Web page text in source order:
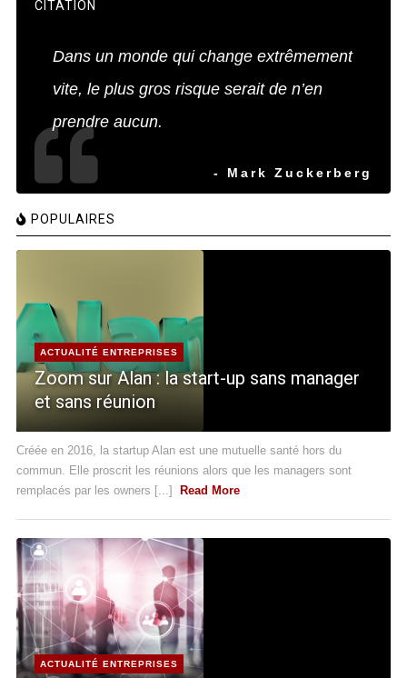
CITATION
Dans un monde qui change extrêmement
vite, le plus gros risque serait de n’en
prendre aucun.
- Mark Zuckerberg
POPULAIRES
ACTUALITÉ ENTREPRISES
Zoom sur Alan : la start-up sans manager
et sans réunion
Créée en 2016, la startup Alan est une mutuelle santé hors du
commun. Elle proscrit les réunions alors que les managers sont
remplacés par les owners [...]
Read More
ACTUALITÉ ENTREPRISES